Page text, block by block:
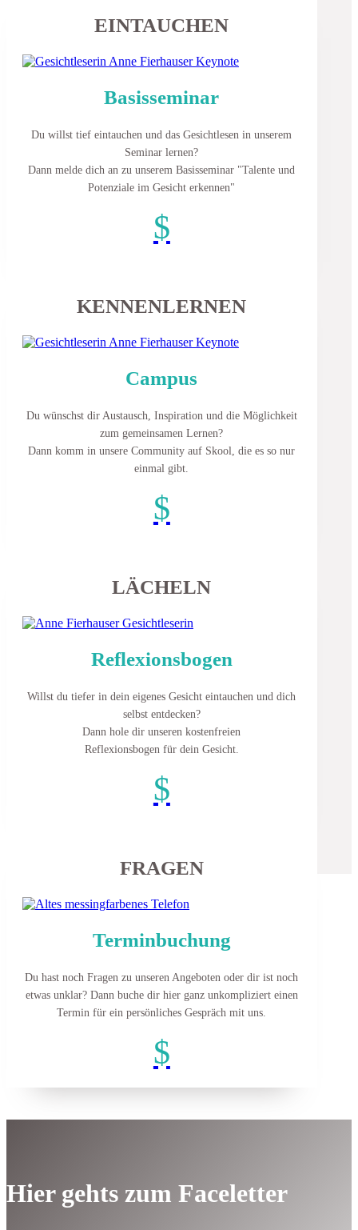
EINTAUCHEN
Basisseminar
Du willst tief eintauchen und das Gesichtlesen in unserem
Seminar lernen?
Dann melde dich an zu unserem Basisseminar "Talente und
Potenziale im Gesicht erkennen"
$
KENNENLERNEN
Campus
Du wünschst dir Austausch, Inspiration und die Möglichkeit
zum gemeinsamen Lernen?
Dann komm in unsere Community auf Skool, die es so nur
einmal gibt.
$
LÄCHELN
Reflexionsbogen
Willst du tiefer in dein eigenes Gesicht eintauchen und dich
selbst entdecken?
Dann hole dir unseren kostenfreien
Reflexionsbogen für dein Gesicht.
$
FRAGEN
Terminbuchung
Du hast noch Fragen zu unseren Angeboten oder dir ist noch
etwas unklar? Dann buche dir hier ganz unkompliziert einen
Termin für ein persönliches Gespräch mit uns.
$
Hier gehts zum Faceletter